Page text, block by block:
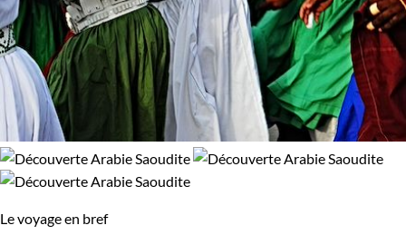
Le voyage en bref